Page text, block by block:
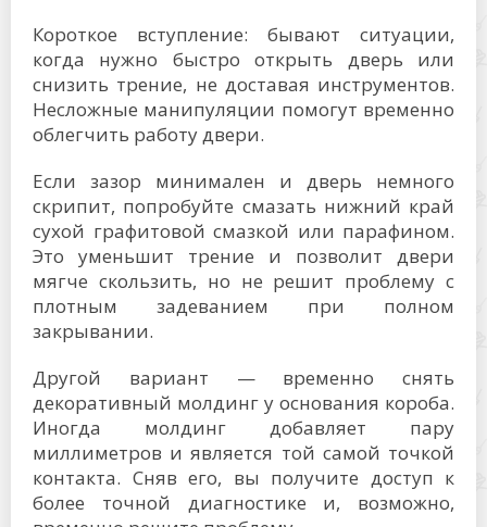
Короткое вступление: бывают ситуации,
когда нужно быстро открыть дверь или
снизить трение, не доставая инструментов.
Несложные манипуляции помогут временно
облегчить работу двери.
Если зазор минимален и дверь немного
скрипит, попробуйте смазать нижний край
сухой графитовой смазкой или парафином.
Это уменьшит трение и позволит двери
мягче скользить, но не решит проблему с
плотным задеванием при полном
закрывании.
Другой вариант — временно снять
декоративный молдинг у основания короба.
Иногда молдинг добавляет пару
миллиметров и является той самой точкой
контакта. Сняв его, вы получите доступ к
более точной диагностике и, возможно,